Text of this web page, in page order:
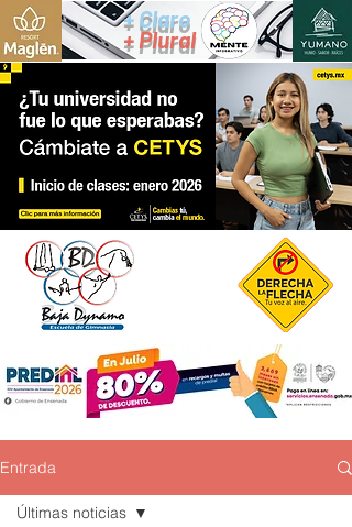
+ Claro
+ Plural
Entrada
Últimas noticias